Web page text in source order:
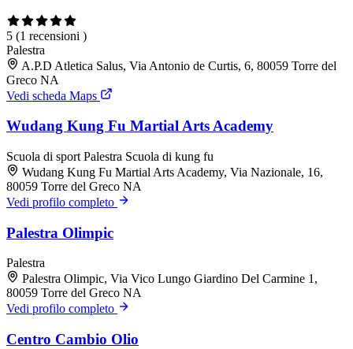
5 (1 recensioni )
Palestra
A.P.D Atletica Salus, Via Antonio de Curtis, 6, 80059 Torre del
Greco NA
Vedi scheda Maps
Wudang Kung Fu Martial Arts Academy
Scuola di sport Palestra Scuola di kung fu
Wudang Kung Fu Martial Arts Academy, Via Nazionale, 16,
80059 Torre del Greco NA
Vedi profilo completo
Palestra Olimpic
Palestra
Palestra Olimpic, Via Vico Lungo Giardino Del Carmine 1,
80059 Torre del Greco NA
Vedi profilo completo
Centro Cambio Olio